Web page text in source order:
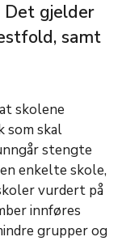
Det gjelder
samt
skolene
som skal
stengte
enkelte skole,
vurdert på
innføres
grupper og